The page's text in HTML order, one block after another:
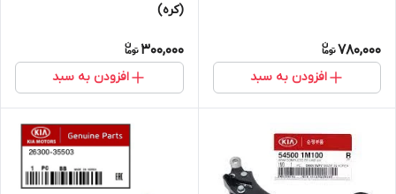
780,000
افزودن به سبد
(کره)
300,000
افزودن به سبد